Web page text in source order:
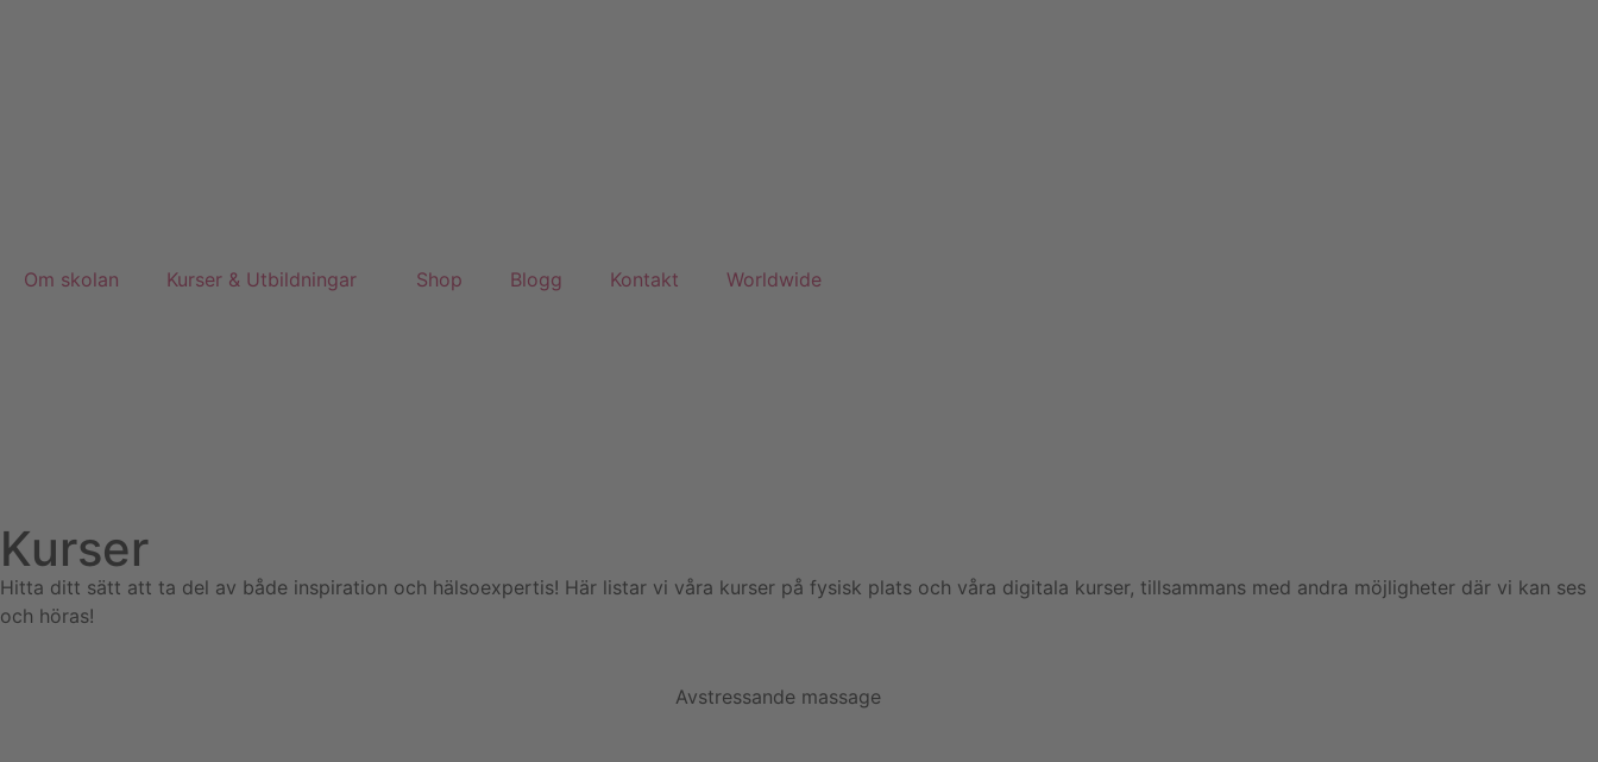
Om skolan Kurser & Utbildningar Shop Blogg Kontakt Worldwide
Kurser
Hitta ditt sätt att ta del av både inspiration och hälsoexpertis! Här listar vi våra kurser på fysisk plats och våra digitala kurser, tillsammans med andra möjligheter där vi kan ses
och höras!
Avstressande massage